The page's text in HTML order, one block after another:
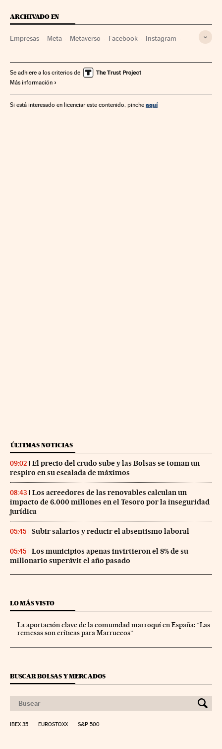
ARCHIVADO EN
Empresas Meta Metaverso Facebook Instagram
Se adhiere a los criterios de
Más información
Si está interesado en licenciar este contenido, pinche aquí
ÚLTIMAS NOTICIAS
09:02
El precio del crudo sube y las Bolsas se toman un
respiro en su escalada de máximos
08:43
Los acreedores de las renovables calculan un
impacto de 6.000 millones en el Tesoro por la inseguridad
jurídica
05:45 Subir salarios y reducir el absentismo laboral
05:45
Los municipios apenas invirtieron el 8% de su
millonario superávit el año pasado
LO MÁS VISTO
La aportación clave de la comunidad marroquí en España: “Las
remesas son críticas para Marruecos”
BUSCAR BOLSAS Y MERCADOS
IBEX 35 EUROSTOXX S&P 500